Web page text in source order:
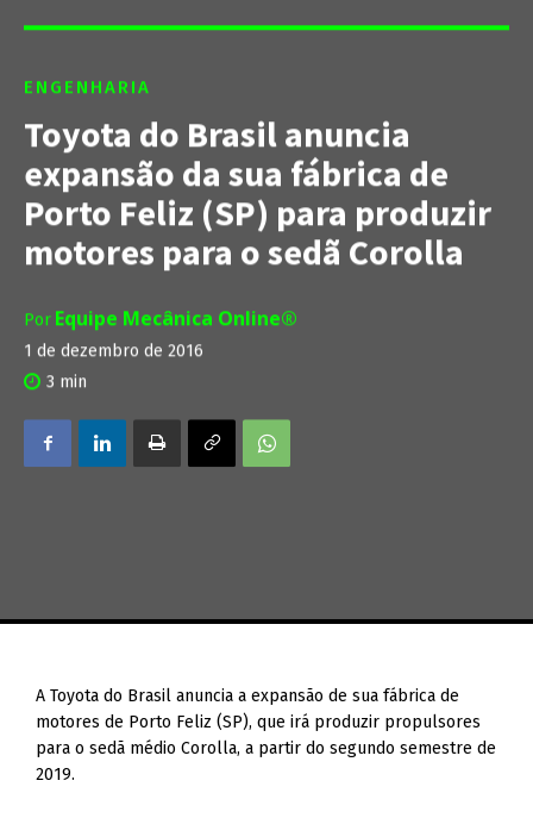
ENGENHARIA
Toyota do Brasil anuncia
expansão da sua fábrica de
Porto Feliz (SP) para produzir
motores para o sedã Corolla
Por Equipe Mecânica Online®
1 de dezembro de 2016
3 min
A Toyota do Brasil anuncia a expansão de sua fábrica de
motores de Porto Feliz (SP), que irá produzir propulsores
para o sedã médio Corolla, a partir do segundo semestre de
2019.